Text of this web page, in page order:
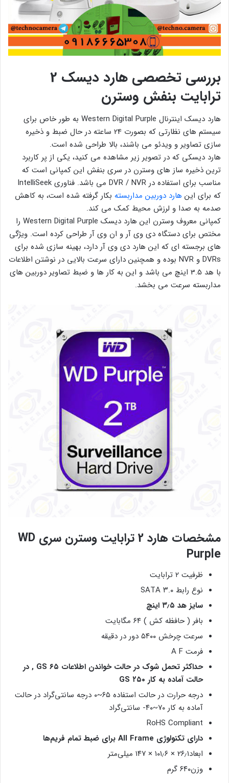
بررسی تخصصی هارد دیسک 2
ترابایت بنفش وسترن
هارد دیسک اینترنال Western Digital Purple به طور خاص برای
سیستم های نظارتی که بصورت 24 ساعته در حال ضبط و ذخیره
سازی تصاویر و ویدئو می باشند، بالا طراحی شده است.
هارد دیسکی که در تصویر زیر مشاهده می کنید، یکی از پر کاربرد
ترین ذخیره ساز های وسترن در سری بنفش این کمپانی است که
مناسب برای استفاده در DVR / NVR می باشد. فناوری IntelliSeek
که برای این هارد دوربین مداربسته بکار گرفته شده است، به کاهش
صدمه به صدا و لرزش محیط کمک می کند.
کمپانی معروف وسترن این هارد دیسک Western Digital Purple را
مختص برای دستگاه دی وی آر و ان وی آر طراحی کرده است. ویژگی
های برجسته ای که این هارد دی وی آر دارد، بهینه سازی شده برای
DVRs و NVR بوده و همچنین دارای سرعت بالایی در نوشتن اطلاعات
با هد 3.5 اینچ می باشد و این به کار ها و ضبط تصاویر دوربین های
مداربسته سرعت می بخشد.
مشخصات هارد 2 ترابایت وسترن سری WD
Purple
ظرفیت ۲ ترابایت
نوع رابط SATA ۳.۰
سایز هد ۳٫۵ اینچ
بافر ( حافظه کش ) ۶۴ مگابایت
سرعت چرخش ۵۴۰۰ دور در دقیقه
فرمت A F
حداکثر تحمل شوک در حالت خواندن اطلاعات GS ۶۵ , در
حالت آماده به کار ۲۵۰ GS
درجه حرارت در حالت استفاده ۶۵~۰ درجه سانتی‌گراد در حالت
آماده به کار ۷۰~۴۰- سانتی‌گراد
RoHS Compliant
دارای تکنولوژی All Frame برای ضبط تمام فریم‌ها
ابعاد۲۶٫۱ × ۱۰۱٫۶ × ۱۴۷ میلی‌متر
وزن۶۴۰ گرم